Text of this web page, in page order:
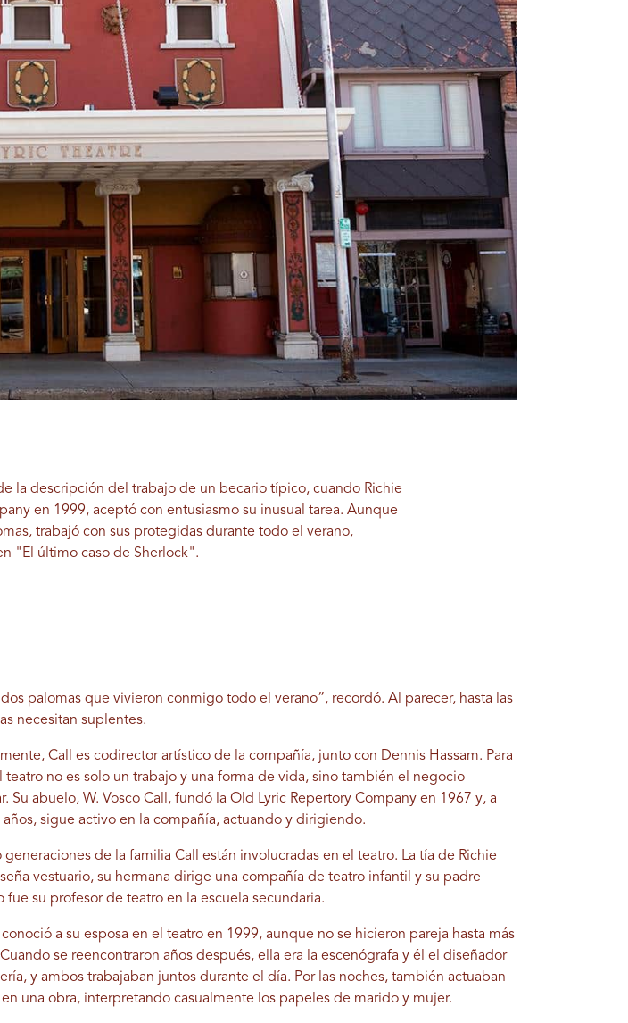
la descripción del trabajo de un becario típico, cuando Richie
en 1999, aceptó con entusiasmo su inusual tarea. Aunque
trabajó con sus protegidas durante todo el verano,
"El último caso de Sherlock".
dos palomas que vivieron conmigo todo el verano”, recordó. Al parecer, hasta las
necesitan suplentes.
Call es codirector artístico de la compañía, junto con Dennis Hassam. Para
teatro no es solo un trabajo y una forma de vida, sino también el negocio
Su abuelo, W. Vosco Call, fundó la Old Lyric Repertory Company en 1967 y, a
años, sigue activo en la compañía, actuando y dirigiendo.
generaciones de la familia Call están involucradas en el teatro. La tía de Richie
vestuario, su hermana dirige una compañía de teatro infantil y su padre
fue su profesor de teatro en la escuela secundaria.
conoció a su esposa en el teatro en 1999, aunque no se hicieron pareja hasta más
se reencontraron años después, ella era la escenógrafa y él el diseñador
y ambos trabajaban juntos durante el día. Por las noches, también actuaban
una obra, interpretando casualmente los papeles de marido y mujer.